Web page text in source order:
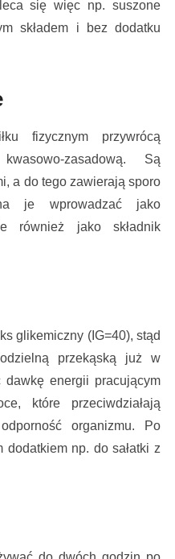
się więc np. suszone
składem i bez dodatku
fizycznym przywrócą
zasadową. Są
a do tego zawierają sporo
je wprowadzać jako
również jako składnik
glikemiczny (IG=40), stąd
przekąską już w
dawkę energii pracującym
które przeciwdziałają
organizmu. Po
np. do sałatki z